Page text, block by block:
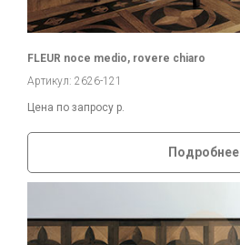
FLEUR noce medio, rovere chiaro
Артикул: 2626-121
Цена по запросу р.
Подробнее